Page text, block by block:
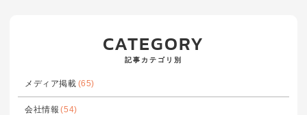
CATEGORY
記事カテゴリ別
メディア掲載 (65)
会社情報 (54)